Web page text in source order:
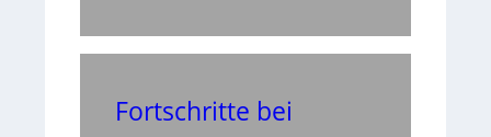
Fortschritte bei